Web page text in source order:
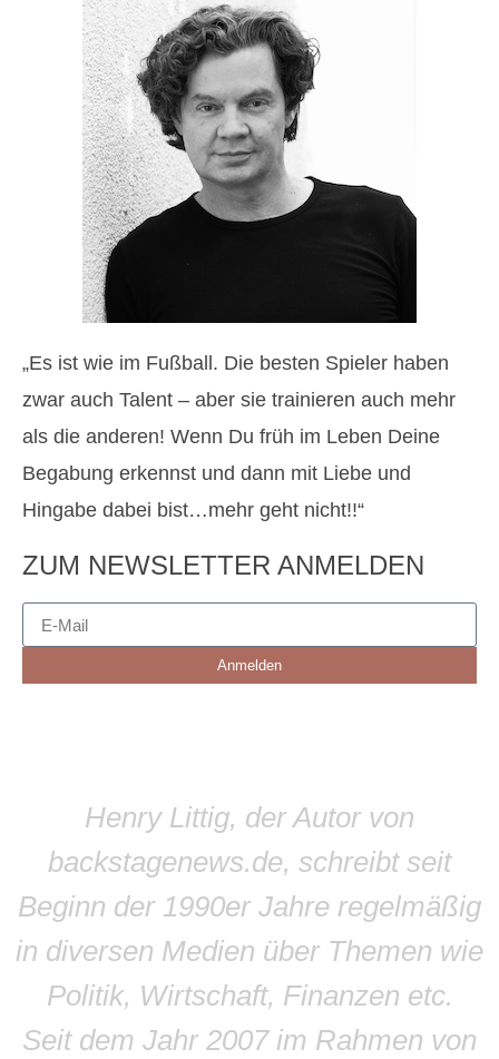
„Es ist wie im Fußball. Die besten Spieler haben
zwar auch Talent – aber sie trainieren auch mehr
als die anderen! Wenn Du früh im Leben Deine
Begabung erkennst und dann mit Liebe und
Hingabe dabei bist…mehr geht nicht!!“
ZUM NEWSLETTER ANMELDEN
Anmelden
Henry Littig, der Autor von
backstagenews.de, schreibt seit
Beginn der 1990er Jahre regelmäßig
in diversen Medien über Themen wie
Politik, Wirtschaft, Finanzen etc.
Seit dem Jahr 2007 im Rahmen von